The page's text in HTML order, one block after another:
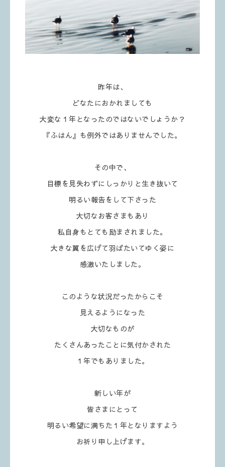
昨年は、
どなたにおかれましても
大変な１年となったのではないでしょうか？
『ふはん』も例外ではありませんでした。
その中で、
目標を見失わずにしっかりと生き抜いて
明るい報告をして下さった
大切なお客さまもあり
私自身もとても励まされました。
大きな翼を広げて羽ばたいてゆく姿に
感激いたしました。
このような状況だったからこそ
見えるようになった
大切なものが
たくさんあったことに気付かされた
１年でもありました。
新しい年が
皆さまにとって
明るい希望に満ちた１年となりますよう
お祈り申し上げます。